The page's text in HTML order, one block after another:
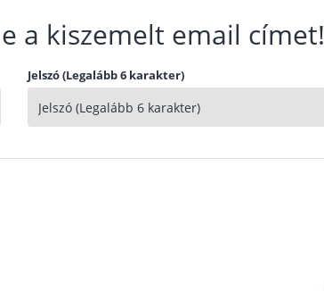
a kiszemelt email címet!
Jelszó (Legalább 6 karakter)